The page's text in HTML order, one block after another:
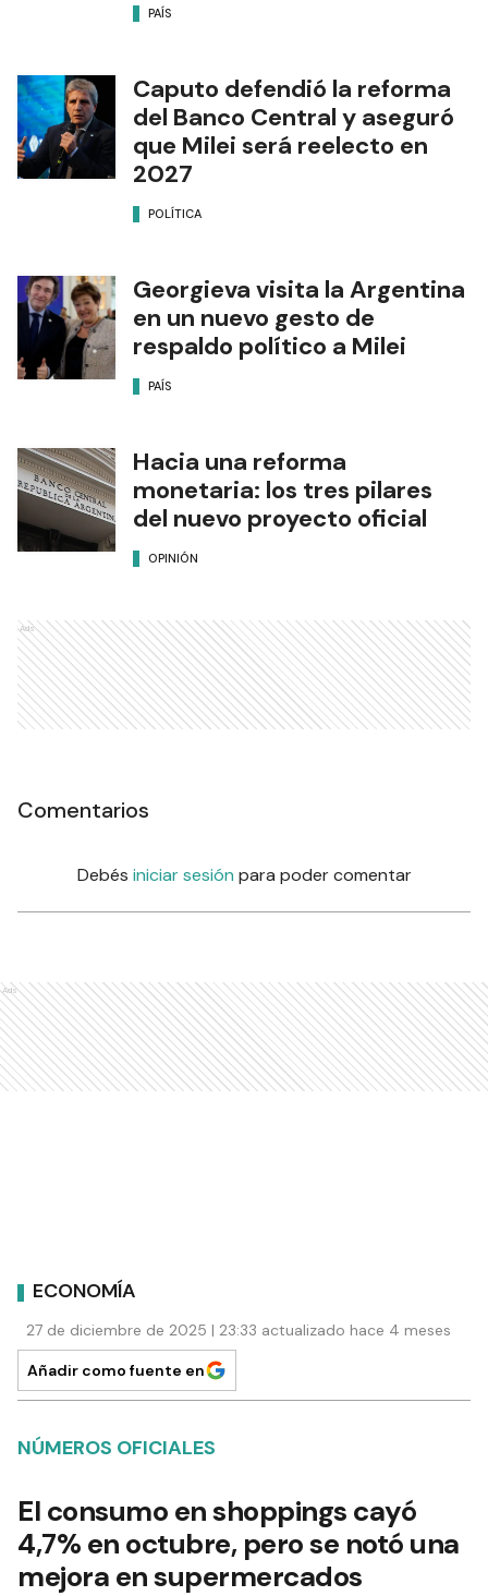
PAÍS
Caputo defendió la reforma
del Banco Central y aseguró
que Milei será reelecto en
2027
POLÍTICA
Georgieva visita la Argentina
en un nuevo gesto de
respaldo político a Milei
PAÍS
Hacia una reforma
monetaria: los tres pilares
del nuevo proyecto oficial
OPINIÓN
Ads
Comentarios
Debés iniciar sesión para poder comentar
Ads
ECONOMÍA
27 de diciembre de 2025 | 23:33 actualizado hace 4 meses
Añadir como fuente en
NÚMEROS OFICIALES
El consumo en shoppings cayó
4,7% en octubre, pero se notó una
mejora en supermercados